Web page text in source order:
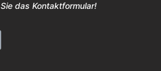
das Kontaktformular!